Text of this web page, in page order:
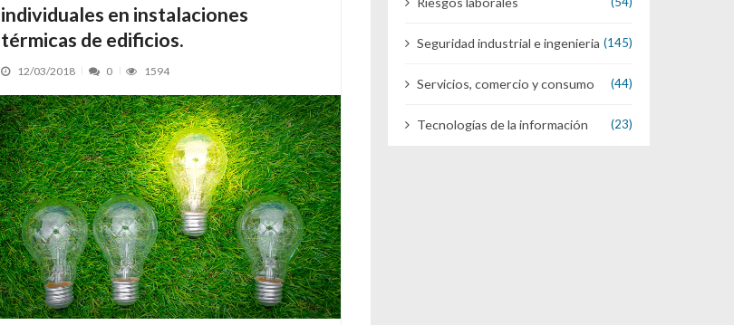
individuales en instalaciones
térmicas de edificios.
12/03/2018 0 1594
Seguridad industrial e ingenieria (145)
Servicios, comercio y consumo (44)
Tecnologías de la información (23)